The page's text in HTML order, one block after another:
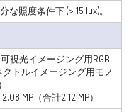
照度条件下 (> 15 lux)。
視光イメージング用RGB
トルイメージング用モノ
MP（合計2.12 MP）